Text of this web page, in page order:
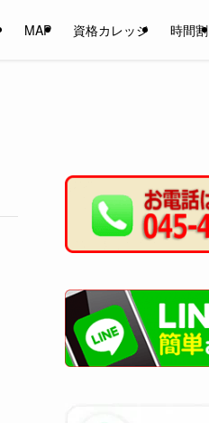
MAP 資格カレッジ 時間割